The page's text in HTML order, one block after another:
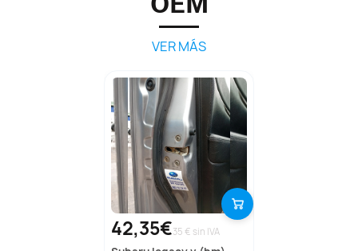
VER MÁS
42,35€35 € sin IVA